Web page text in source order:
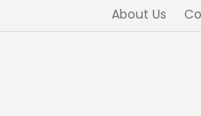
About Us